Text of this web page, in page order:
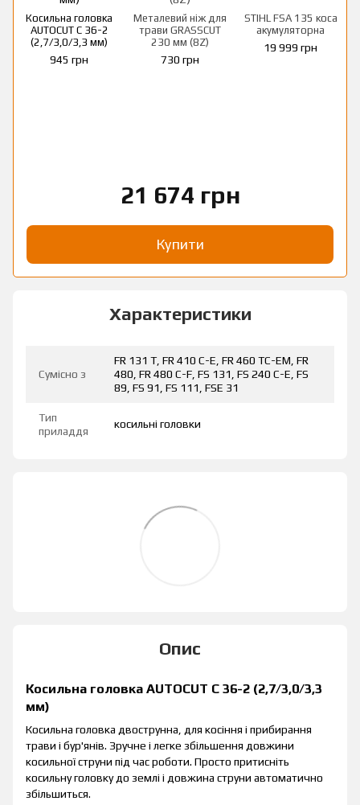
Косильна головка
AUTOCUT С 36-2
(2,7/3,0/3,3 мм)
945 грн
Металевий ніж для
трави GRASSCUT
230 мм (8Z)
730 грн
STIHL FSA 135 коса
акумуляторна
19 999 грн
21 674 грн
Купити
Характеристики
Сумісно з
FR 131 T, FR 410 C-E, FR 460 TC-EM, FR
480, FR 480 C-F, FS 131, FS 240 C-E, FS
89, FS 91, FS 111, FSE 31
Тип
приладдя
косильні головки
Опис
Косильна головка AUTOCUT С 36-2 (2,7/3,0/3,3
мм)
Косильна головка двострунна, для косіння і прибирання
трави і бур'янів. Зручне і легке збільшення довжини
косильної струни під час роботи. Просто притисніть
косильну головку до землі і довжина струни автоматично
збільшиться.